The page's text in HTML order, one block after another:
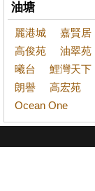
油塘
麗港城 嘉賢居
高俊苑
油翠苑
曦台
鯉灣天下
朗譽
高宏苑
Ocean One